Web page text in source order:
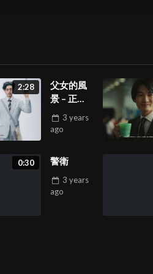
2:28
父女的風
景 – 正片
&花絮3 years
ago
0:30 警衛
3 years
ago